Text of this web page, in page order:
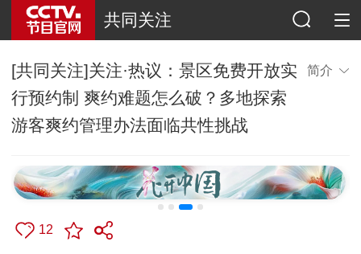
共同关注
[共同关注]关注·热议：景区免费开放实
行预约制 爽约难题怎么破？多地探索
游客爽约管理办法面临共性挑战
简介
12